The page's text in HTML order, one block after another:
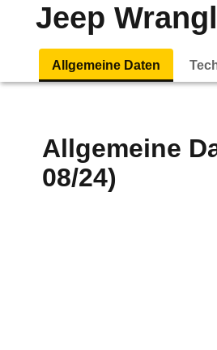
Jeep
Allgemeine Daten
Allgemeine
08/24)